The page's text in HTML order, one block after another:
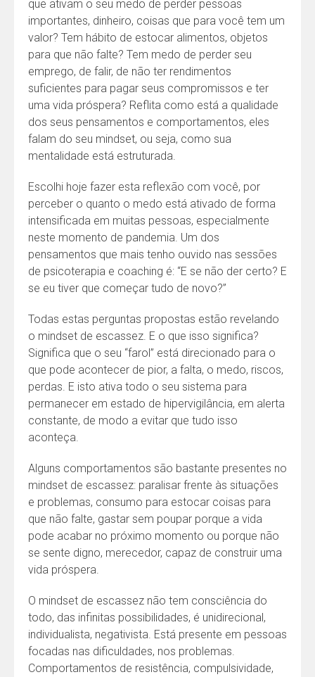
que ativam o seu medo de perder pessoas
importantes, dinheiro, coisas que para você tem um
valor? Tem hábito de estocar alimentos, objetos
para que não falte? Tem medo de perder seu
emprego, de falir, de não ter rendimentos
suficientes para pagar seus compromissos e ter
uma vida próspera? Reflita como está a qualidade
dos seus pensamentos e comportamentos, eles
falam do seu mindset, ou seja, como sua
mentalidade está estruturada.
Escolhi hoje fazer esta reflexão com você, por
perceber o quanto o medo está ativado de forma
intensificada em muitas pessoas, especialmente
neste momento de pandemia. Um dos
pensamentos que mais tenho ouvido nas sessões
de psicoterapia e coaching é: “E se não der certo? E
se eu tiver que começar tudo de novo?”
Todas estas perguntas propostas estão revelando
o mindset de escassez. E o que isso significa?
Significa que o seu “farol” está direcionado para o
que pode acontecer de pior, a falta, o medo, riscos,
perdas. E isto ativa todo o seu sistema para
permanecer em estado de hipervigilância, em alerta
constante, de modo a evitar que tudo isso
aconteça.
Alguns comportamentos são bastante presentes no
mindset de escassez: paralisar frente às situações
e problemas, consumo para estocar coisas para
que não falte, gastar sem poupar porque a vida
pode acabar no próximo momento ou porque não
se sente digno, merecedor, capaz de construir uma
vida próspera.
O mindset de escassez não tem consciência do
todo, das infinitas possibilidades, é unidirecional,
individualista, negativista. Está presente em pessoas
focadas nas dificuldades, nos problemas.
Comportamentos de resistência, compulsividade,